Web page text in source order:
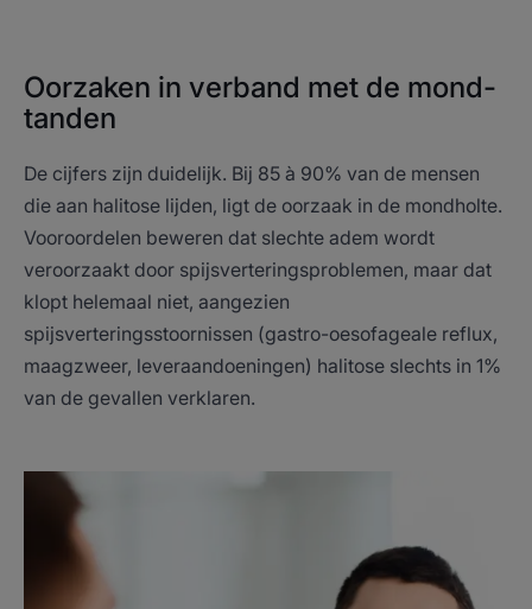
Oorzaken in verband met de mond-
tanden
De cijfers zijn duidelijk. Bij 85 à 90% van de mensen
die aan halitose lijden, ligt de oorzaak in de mondholte.
Vooroordelen beweren dat slechte adem wordt
veroorzaakt door spijsverteringsproblemen, maar dat
klopt helemaal niet, aangezien
spijsverteringsstoornissen (gastro-oesofageale reflux,
maagzweer, leveraandoeningen) halitose slechts in 1%
van de gevallen verklaren.